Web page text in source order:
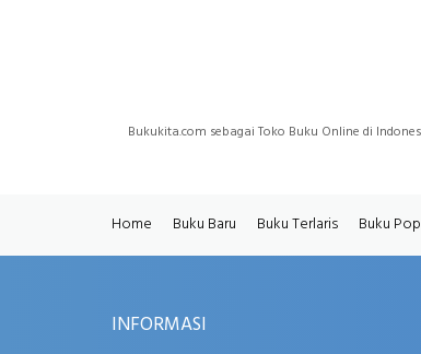
Bukukita.com sebagai Toko Buku Online di
Home Buku Baru Buku Terlaris Buku
INFORMASI